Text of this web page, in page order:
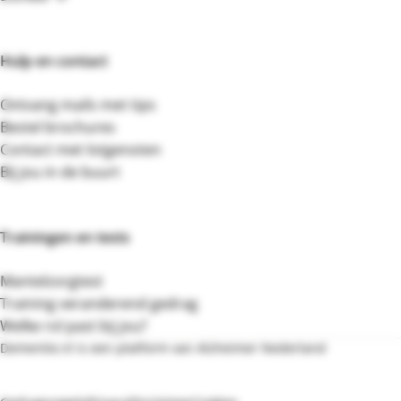
Hulp en contact
Ontvang mails met tips
Bestel brochures
Contact met lotgenoten
Bij jou in de buurt
Trainingen en tests
Mantelzorgtest
Training veranderend gedrag
Welke rol past bij jou?
Dementie.nl is een platform van Alzheimer Nederland